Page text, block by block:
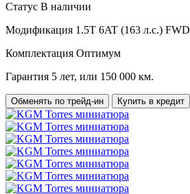
Статус В наличии
Модификация 1.5T 6AT (163 л.с.) FWD
Комплектация Оптимум
Гарантия 5 лет, или 150 000 км.
Обменять по трейд-ин Купить в кредит